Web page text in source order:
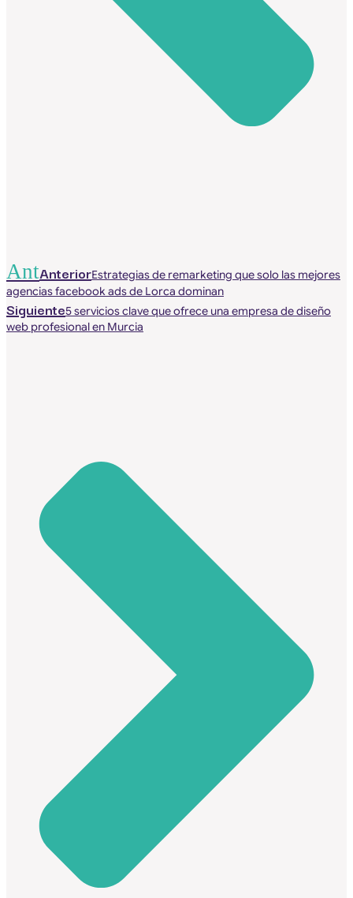
AntAnteriorEstrategias de remarketing que solo las mejores
agencias facebook ads de Lorca dominan
Siguiente5 servicios clave que ofrece una empresa de diseño
web profesional en Murcia